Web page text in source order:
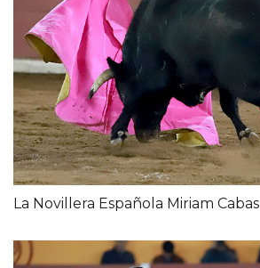
La Novillera Española Miriam Cabas